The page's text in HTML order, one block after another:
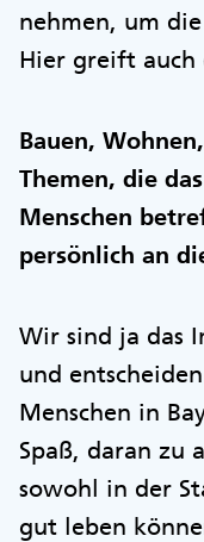
nehmen, um
Hier greift auch
Bauen,
Themen, die
Menschen
persönlich an
Wir sind ja das
und
Menschen in
Spaß, daran zu
sowohl in der
gut leben